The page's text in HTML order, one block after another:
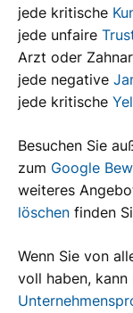
jede kritische
jede unfaire
Arzt oder
jede negative
jede kritische
Besuchen Sie
zum Google
weiteres
löschen finden
Wenn Sie von
voll haben, kann